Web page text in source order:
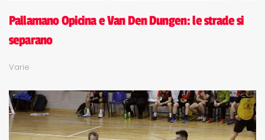
Pallamano Opicina e Van Den Dungen: le strade si
separano
Varie